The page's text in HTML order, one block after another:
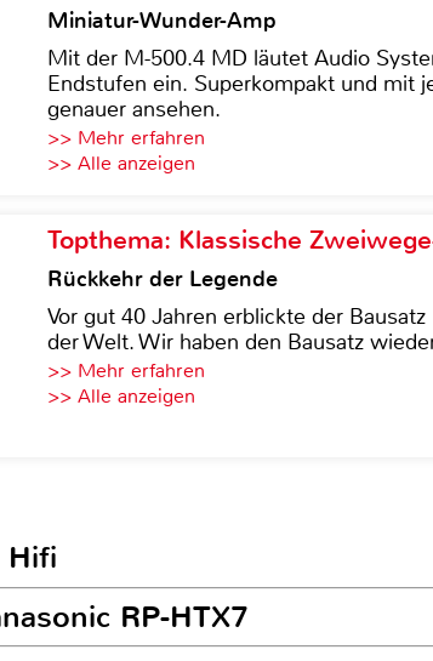
Miniatur-Wunder-Amp
Mit der M-500.4 MD läutet Audio
Endstufen ein. Superkompakt und mit
genauer ansehen.
>> Mehr erfahren
>> Alle anzeigen
Topthema: Klassische
Rückkehr der Legende
Vor gut 40 Jahren erblickte der
der Welt. Wir haben den Bausatz
>> Mehr erfahren
>> Alle anzeigen
Hifi
RP-HTX7